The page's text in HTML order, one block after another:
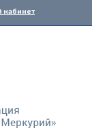
кабинет